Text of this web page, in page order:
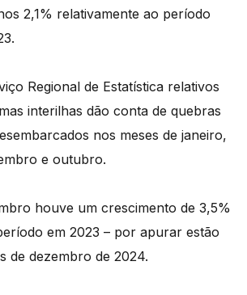
2,1% relativamente ao período
Regional de Estatística relativos
interilhas dão conta de quebras
nos meses de janeiro,
e outubro.
houve um crescimento de 3,5%
em 2023 – por apurar estão
de dezembro de 2024.